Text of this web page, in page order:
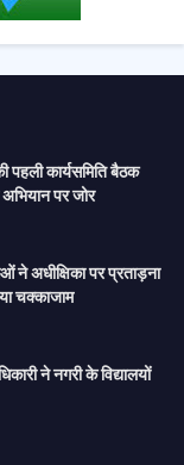
पहली कार्यसमिति बैठक
पर जोर
ने अधीक्षिका पर प्रताड़ना
चक्काजाम
ने नगरी के विद्यालयों